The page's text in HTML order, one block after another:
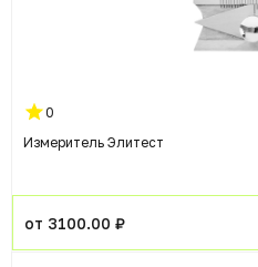
0
Измеритель Элитест
от 3100.00 ₽